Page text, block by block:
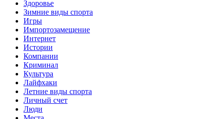
Здоровье
Зимние виды спорта
Игры
Импортозамещение
Интернет
Истории
Компании
Криминал
Культура
Лайфхаки
Летние виды спорта
Личный счет
Люди